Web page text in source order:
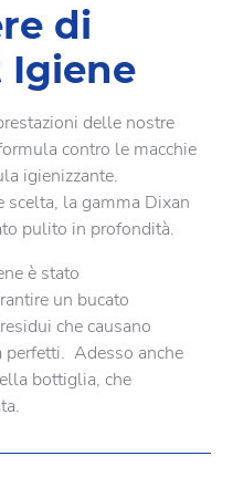
di
Igiene
delle nostre
contro le macchie
igienizzante.
scelta, la gamma Dixan
pulito in profondità.
è stato
un bucato
che causano
Adesso anche
bottiglia, che